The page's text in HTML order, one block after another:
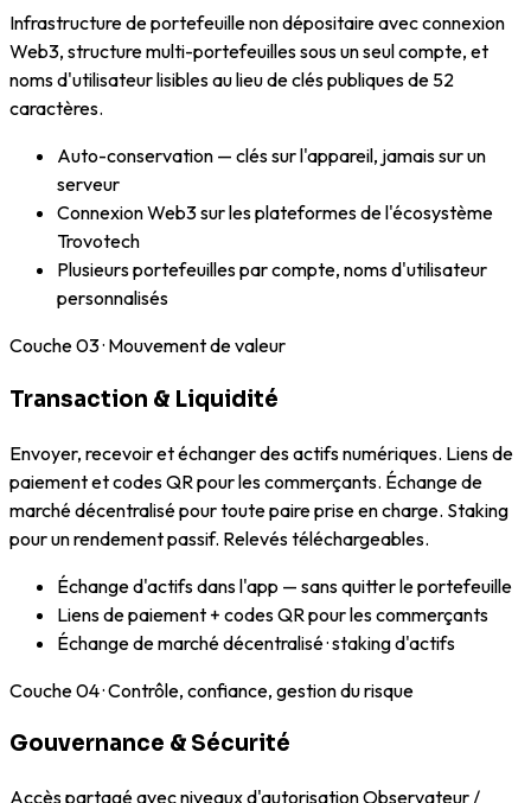
Infrastructure de portefeuille non dépositaire avec connexion
Web3, structure multi-portefeuilles sous un seul compte, et
noms d'utilisateur lisibles au lieu de clés publiques de 52
caractères.
Auto-conservation — clés sur l'appareil, jamais sur un
serveur
Connexion Web3 sur les plateformes de l'écosystème
Trovotech
Plusieurs portefeuilles par compte, noms d'utilisateur
personnalisés
Couche03· Mouvement de valeur
Transaction & Liquidité
Envoyer, recevoir et échanger des actifs numériques. Liens de
paiement et codes QR pour les commerçants. Échange de
marché décentralisé pour toute paire prise en charge. Staking
pour un rendement passif. Relevés téléchargeables.
Échange d'actifs dans l'app — sans quitter le portefeuille
Liens de paiement + codes QR pour les commerçants
Échange de marché décentralisé · staking d'actifs
Couche04·Contrôle, confiance, gestion du risque
Gouvernance & Sécurité
Accès partagé avec niveaux d'autorisation Observateur /